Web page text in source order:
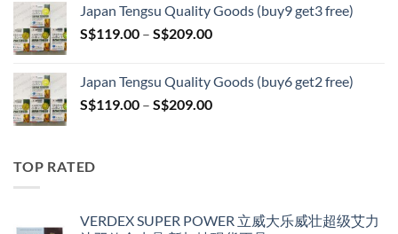
through
S$209.00
Japan Tengsu Quality Goods (buy9 get3 free)
S$119.00 – S$209.00Price
through
S$209.00
Japan Tengsu Quality Goods (buy6 get2 free)
S$119.00 – S$209.00Price
TOP RATED
VERDEX SUPER POWER 立威大乐威壮超级艾力